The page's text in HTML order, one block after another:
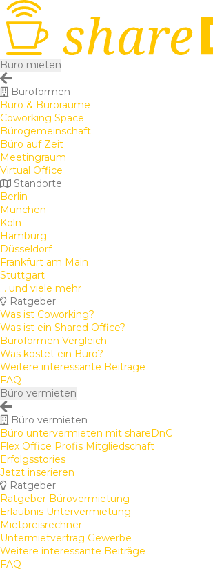
Büro mieten
Büroformen
Büro & Büroräume
Coworking Space
Bürogemeinschaft
Büro auf Zeit
Meetingraum
Virtual Office
Standorte
Berlin
München
Köln
Hamburg
Düsseldorf
Frankfurt am Main
Stuttgart
... und viele mehr
Ratgeber
Was ist Coworking?
Was ist ein Shared Office?
Büroformen Vergleich
Was kostet ein Büro?
Weitere interessante Beiträge
FAQ
Büro vermieten
Büro vermieten
Büro untervermieten mit shareDnC
Flex Office Profis Mitgliedschaft
Erfolgsstories
Jetzt inserieren
Ratgeber
Ratgeber Bürovermietung
Erlaubnis Untervermietung
Mietpreisrechner
Untermietvertrag Gewerbe
Weitere interessante Beiträge
FAQ